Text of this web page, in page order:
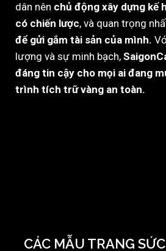
dân nên chủ động xây dựng kế
có chiến lược, và quan trọng
để gửi gắm tài sản của mình.
lượng và sự minh bạch,
đáng tin cậy cho mọi ai đang
trình tích trữ vàng an toàn.
CÁC MẪU TRANG